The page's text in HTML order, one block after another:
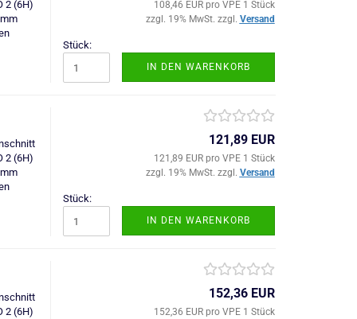
2 (6H)
108,46 EUR pro VPE 1 Stück
zzgl. 19% MwSt. zzgl. Versand
Stück:
IN DEN WARENKORB
2 (6H)
121,89 EUR
121,89 EUR pro VPE 1 Stück
zzgl. 19% MwSt. zzgl. Versand
Stück:
IN DEN WARENKORB
2 (6H)
152,36 EUR
152,36 EUR pro VPE 1 Stück